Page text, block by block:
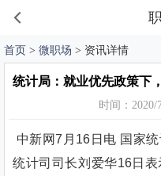
首页 > 微职场 > 资讯详情
统计局：就业优先政策下
时间：2020/
中新网7月16日电 国家
统计司司长刘爱华16日